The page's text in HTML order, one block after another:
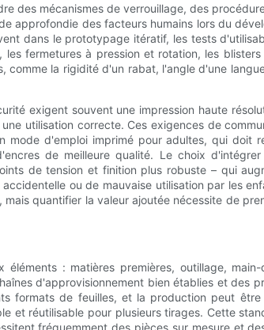
des mécanismes de verrouillage, des
approfondie des facteurs humains lors du
dans le prototypage itératif, les tests
fermetures à pression et rotation, les
comme la rigidité d'un rabat, l'angle d'une
exigent souvent une impression haute
utilisation correcte. Ces exigences de
d'emploi imprimé pour adultes, qui doit
de meilleure qualité. Le choix
de tension et finition plus robuste – qui
ou de mauvaise utilisation par les
quantifier la valeur ajoutée nécessite de
: matières premières, outillage,
d'approvisionnement bien établies et des
formats de feuilles, et la production peut
et réutilisable pour plusieurs tirages. Cette
fréquemment des pièces sur mesure et